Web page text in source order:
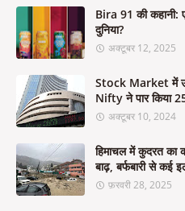
Bira 91 की कहानी:
दुनिया?
अक्टूबर 12, 2025
Stock Market में
Nifty ने पार किया
अक्टूबर 10, 2024
हिमाचल में कुदरत
बाढ़, बर्फबारी से कई
फ़रवरी 28, 2025